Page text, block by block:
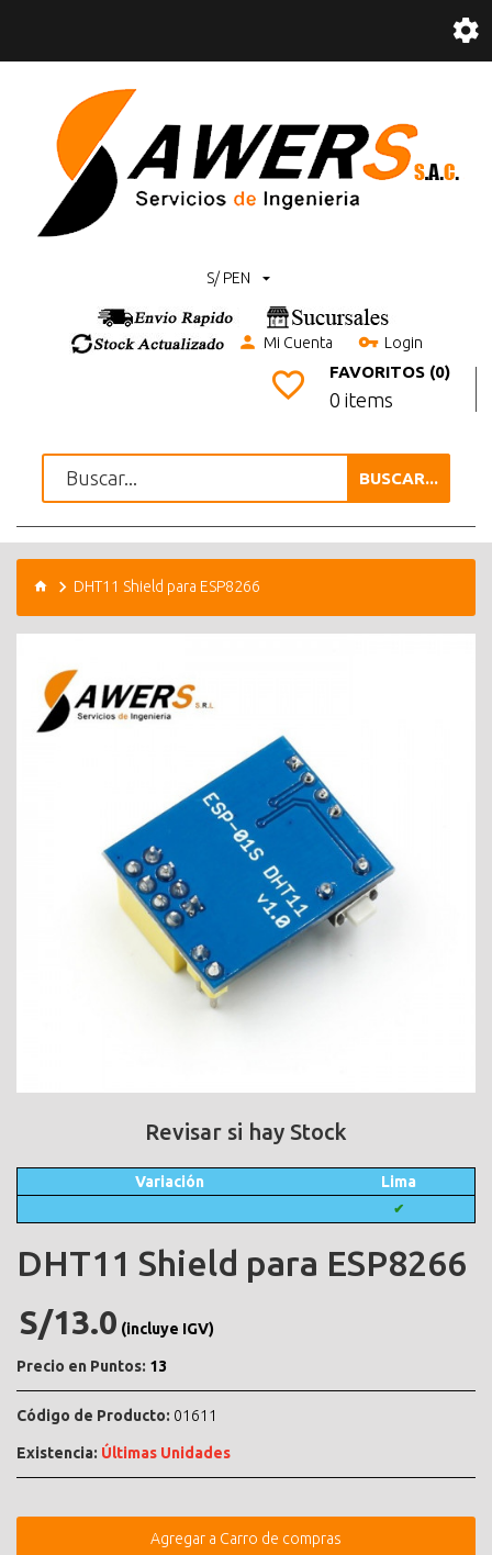
S/ PEN
Mi Cuenta Login
FAVORITOS (0)
0 items
BUSCAR...
DHT11 Shield para ESP8266
Revisar si hay Stock
Variación Lima
✔
DHT11 Shield para ESP8266
S/13.0 (incluye IGV)
Precio en Puntos: 13
Código de Producto: 01611
Existencia: Últimas Unidades
Agregar a Carro de compras